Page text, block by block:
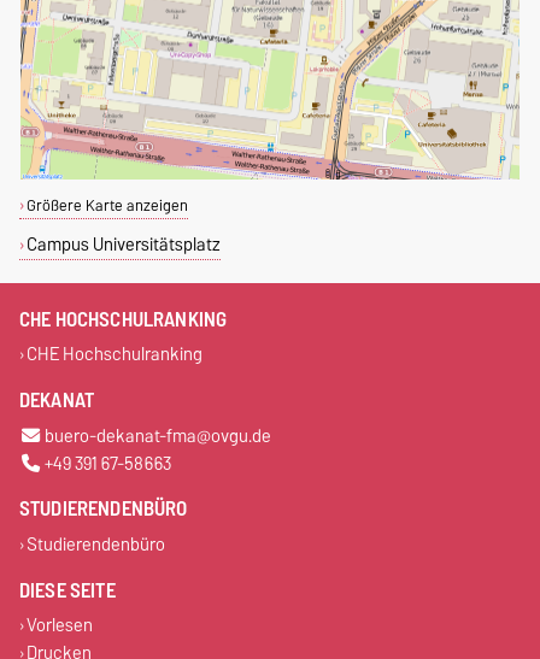
Größere Karte anzeigen
Campus Universitätsplatz
CHE HOCHSCHULRANKING
CHE Hochschulranking
DEKANAT
buero-dekanat-fma@ovgu.de
+49 391 67-58663
STUDIERENDENBÜRO
Studierendenbüro
DIESE SEITE
Vorlesen
Drucken